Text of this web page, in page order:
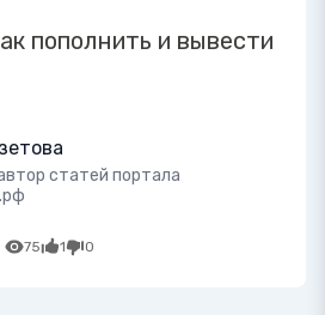
пополнить и вывести
статей портала
75 1 0